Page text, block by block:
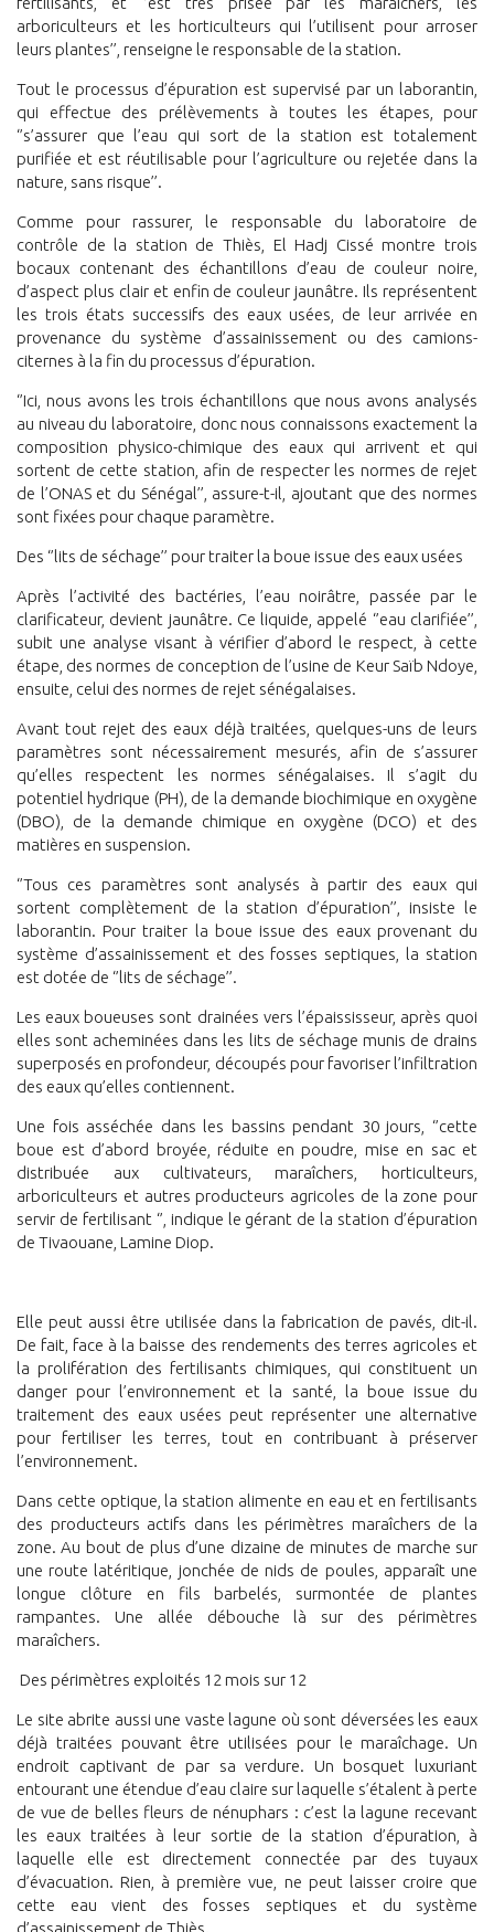
arboriculteurs et les horticulteurs qui l’utilisent pour arroser
leurs plantes’’, renseigne le responsable de la station.
Tout le processus d’épuration est supervisé par un laborantin,
qui effectue des prélèvements à toutes les étapes, pour
‘’s’assurer que l’eau qui sort de la station est totalement
purifiée et est réutilisable pour l’agriculture ou rejetée dans la
nature, sans risque’’.
Comme pour rassurer, le responsable du laboratoire de
contrôle de la station de Thiès, El Hadj Cissé montre trois
bocaux contenant des échantillons d’eau de couleur noire,
d’aspect plus clair et enfin de couleur jaunâtre. Ils représentent
les trois états successifs des eaux usées, de leur arrivée en
provenance du système d’assainissement ou des camions-
citernes à la fin du processus d’épuration.
‘’Ici, nous avons les trois échantillons que nous avons analysés
au niveau du laboratoire, donc nous connaissons exactement la
composition physico-chimique des eaux qui arrivent et qui
sortent de cette station, afin de respecter les normes de rejet
de l’ONAS et du Sénégal’’, assure-t-il, ajoutant que des normes
sont fixées pour chaque paramètre.
Des ‘’lits de séchage’’ pour traiter la boue issue des eaux usées
Après l’activité des bactéries, l’eau noirâtre, passée par le
clarificateur, devient jaunâtre. Ce liquide, appelé ‘’eau clarifiée’’,
subit une analyse visant à vérifier d’abord le respect, à cette
étape, des normes de conception de l’usine de Keur Saïb Ndoye,
ensuite, celui des normes de rejet sénégalaises.
Avant tout rejet des eaux déjà traitées, quelques-uns de leurs
paramètres sont nécessairement mesurés, afin de s’assurer
qu’elles respectent les normes sénégalaises. Il s’agit du
potentiel hydrique (PH), de la demande biochimique en oxygène
(DBO), de la demande chimique en oxygène (DCO) et des
matières en suspension.
‘’Tous ces paramètres sont analysés à partir des eaux qui
sortent complètement de la station d’épuration’’, insiste le
laborantin. Pour traiter la boue issue des eaux provenant du
système d’assainissement et des fosses septiques, la station
est dotée de ‘’lits de séchage’’.
Les eaux boueuses sont drainées vers l’épaississeur, après quoi
elles sont acheminées dans les lits de séchage munis de drains
superposés en profondeur, découpés pour favoriser l’infiltration
des eaux qu’elles contiennent.
Une fois asséchée dans les bassins pendant 30 jours, ‘’cette
boue est d’abord broyée, réduite en poudre, mise en sac et
distribuée aux cultivateurs, maraîchers, horticulteurs,
arboriculteurs et autres producteurs agricoles de la zone pour
servir de fertilisant ‘’, indique le gérant de la station d’épuration
de Tivaouane, Lamine Diop.
Elle peut aussi être utilisée dans la fabrication de pavés, dit-il.
De fait, face à la baisse des rendements des terres agricoles et
la prolifération des fertilisants chimiques, qui constituent un
danger pour l’environnement et la santé, la boue issue du
traitement des eaux usées peut représenter une alternative
pour fertiliser les terres, tout en contribuant à préserver
l’environnement.
Dans cette optique, la station alimente en eau et en fertilisants
des producteurs actifs dans les périmètres maraîchers de la
zone. Au bout de plus d’une dizaine de minutes de marche sur
une route latéritique, jonchée de nids de poules, apparaît une
longue clôture en fils barbelés, surmontée de plantes
rampantes. Une allée débouche là sur des périmètres
maraîchers.
Des périmètres exploités 12 mois sur 12
Le site abrite aussi une vaste lagune où sont déversées les eaux
déjà traitées pouvant être utilisées pour le maraîchage. Un
endroit captivant de par sa verdure. Un bosquet luxuriant
entourant une étendue d’eau claire sur laquelle s’étalent à perte
de vue de belles fleurs de nénuphars : c’est la lagune recevant
les eaux traitées à leur sortie de la station d’épuration, à
laquelle elle est directement connectée par des tuyaux
d’évacuation. Rien, à première vue, ne peut laisser croire que
cette eau vient des fosses septiques et du système
d’assainissement de Thiès.